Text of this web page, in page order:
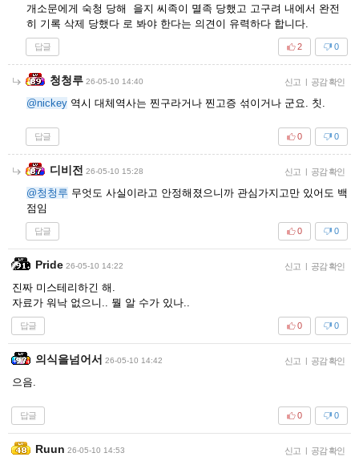
개소문에게 숙청 당해 을지 씨족이 멸족 당했고 고구려 내에서 완전
히 기록 삭제 당했다 로 봐야 한다는 의견이 유력하다 합니다.
답글 0
2
청청루 26-05-10 14:40 신고 | 공감 확인
@nickey 역시 대체역사는 찐구라거나 찐고증 섞이거나 군요. 칫.
답글 0
0
디비전 26-05-10 15:28 신고 | 공감 확인
@청청루 무엇도 사실이라고 안정해졌으니까 관심가지고만 있어도 백
점임
답글 0
0
Pride 26-05-10 14:22 신고 | 공감 확인
진짜 미스테리하긴 해.
자료가 워낙 없으니.. 뭘 알 수가 있나..
답글 0
0
의식을넘어서 26-05-10 14:42 신고 | 공감 확인
으음.
답글 0
0
Ruun 26-05-10 14:53 신고 | 공감 확인